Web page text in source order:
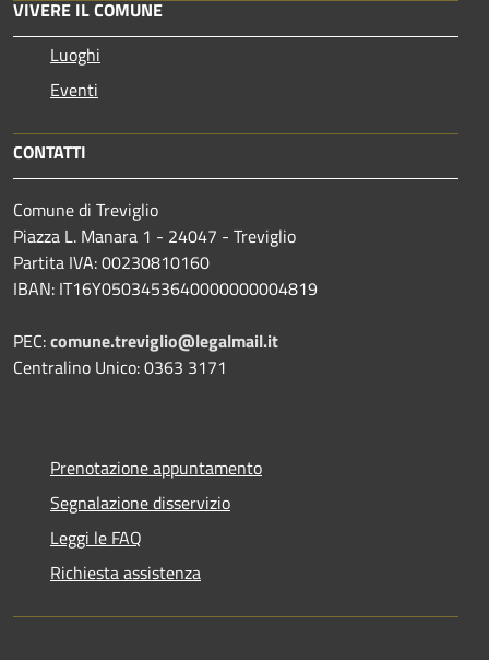
VIVERE IL COMUNE
Luoghi
Eventi
CONTATTI
Comune di Treviglio
Piazza L. Manara 1 - 24047 - Treviglio
Partita IVA: 00230810160
IBAN: IT16Y0503453640000000004819
PEC:comune.treviglio@legalmail.it
Centralino Unico: 0363 3171
Prenotazione appuntamento
Segnalazione disservizio
Leggi le FAQ
Richiesta assistenza